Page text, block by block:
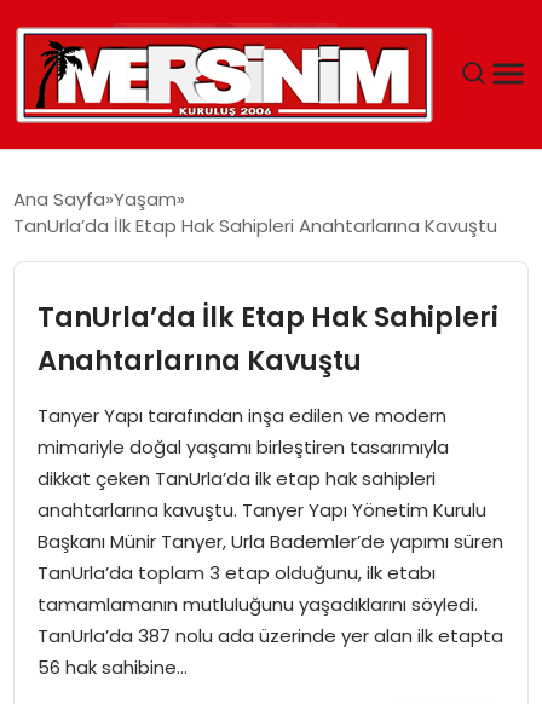
GÜNCEL
SAĞLIK
EĞITIM
SPOR
EKONOMI
MAGAZIN
DÜNYA
Ana Sayfa Yaşam
TanUrla’da İlk Etap Hak Sahipleri Anahtarlarına Kavuştu
TanUrla’da İlk Etap Hak Sahipleri
Anahtarlarına Kavuştu
Tanyer Yapı tarafından inşa edilen ve modern
mimariyle doğal yaşamı birleştiren tasarımıyla
dikkat çeken TanUrla’da ilk etap hak sahipleri
anahtarlarına kavuştu. Tanyer Yapı Yönetim Kurulu
Başkanı Münir Tanyer, Urla Bademler’de yapımı süren
TanUrla’da toplam 3 etap olduğunu, ilk etabı
tamamlamanın mutluluğunu yaşadıklarını söyledi.
TanUrla’da 387 nolu ada üzerinde yer alan ilk etapta
56 hak sahibine…